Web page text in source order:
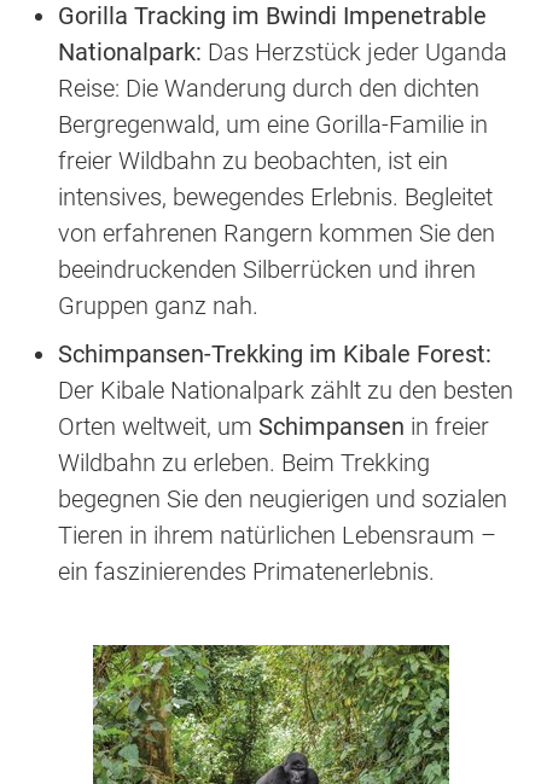
Gorilla Tracking im Bwindi Impenetrable
Nationalpark: Das Herzstück jeder Uganda
Reise: Die Wanderung durch den dichten
Bergregenwald, um eine Gorilla-Familie in
freier Wildbahn zu beobachten, ist ein
intensives, bewegendes Erlebnis. Begleitet
von erfahrenen Rangern kommen Sie den
beeindruckenden Silberrücken und ihren
Gruppen ganz nah.
Schimpansen-Trekking im Kibale Forest:
Der Kibale Nationalpark zählt zu den besten
Orten weltweit, um Schimpansen in freier
Wildbahn zu erleben. Beim Trekking
begegnen Sie den neugierigen und sozialen
Tieren in ihrem natürlichen Lebensraum –
ein faszinierendes Primatenerlebnis.